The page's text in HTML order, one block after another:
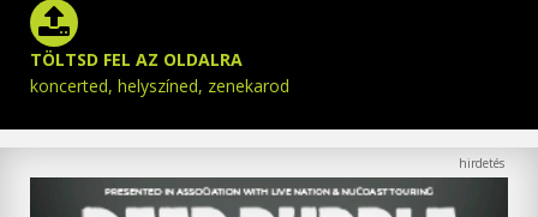
TÖLTSD FEL AZ OLDALRA
koncerted, helyszíned, zenekarod